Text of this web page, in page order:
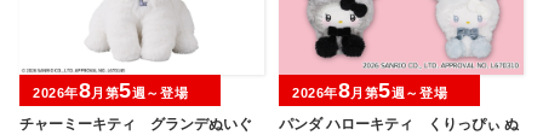
チャーミーキティ グランデぬいぐ
2026年8月第5週～登場
パンダ ハローキティ くりっぴぃ ぬ
2026年8月第5週～登場